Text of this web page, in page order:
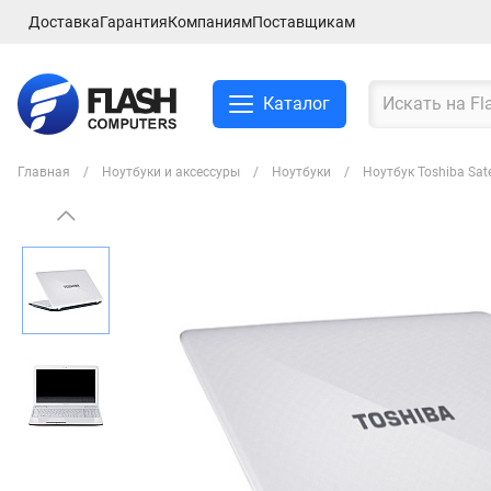
ДоставкаГарантияКомпаниямПоставщикам
Каталог
Главная Ноутбуки и аксессуры Ноутбуки Ноутбук Toshiba
Ноутбуки и аксессуры
Компьютеры и
комплектующие
Сетевое оборудование